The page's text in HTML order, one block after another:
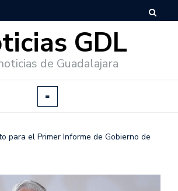
GDL
de Guadalajara
para el Primer Informe de Gobierno de